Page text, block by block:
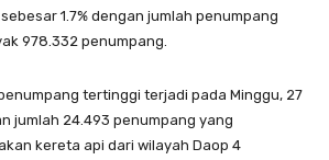
1.7% dengan jumlah penumpang
978.332 penumpang.
tertinggi terjadi pada Minggu, 27
jumlah 24.493 penumpang yang
kereta api dari wilayah Daop 4